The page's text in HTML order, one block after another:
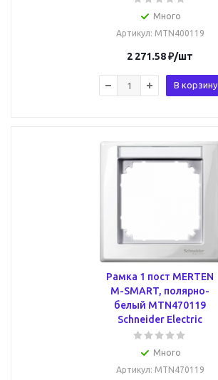
Много
Артикул: MTN400119
2 271.58₽/шт
В корзину
Рамка 1 пост MERTEN
M-SMART, полярно-
белый MTN470119
Schneider Electric
Много
Артикул: MTN470119